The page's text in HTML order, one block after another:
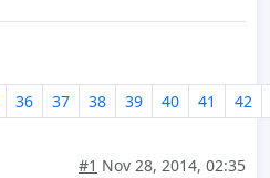
36 37 38 39 40 41 42
#1 Nov 28, 2014, 02:35